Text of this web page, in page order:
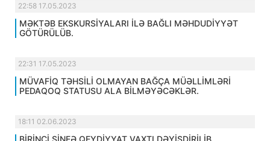
22:58 17.05.2023
MƏKTƏB EKSKURSİYALARI İLƏ BAĞLI MƏHDUDİYYƏT
GÖTÜRÜLÜB.
22:31 17.05.2023
MÜVAFİQ TƏHSİLİ OLMAYAN BAĞÇA MÜƏLLİMLƏRİ
PEDAQOQ STATUSU ALA BİLMƏYƏCƏKLƏR.
18:11 02.06.2023
BİRİNCİ SİNFƏ QEYDİYYAT VAXTI DƏYİŞDİRİLİB.